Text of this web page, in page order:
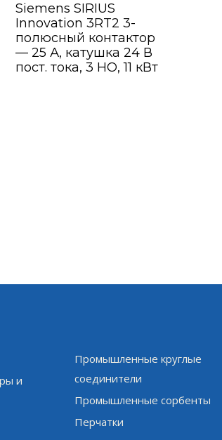
Siemens SIRIUS
Innovation 3RT2 3-
полюсный контактор
— 25 А, катушка 24 В
пост. тока, 3 НО, 11 кВт
и
Промышленные круглые
соединители
Промышленные сорбенты
Перчатки